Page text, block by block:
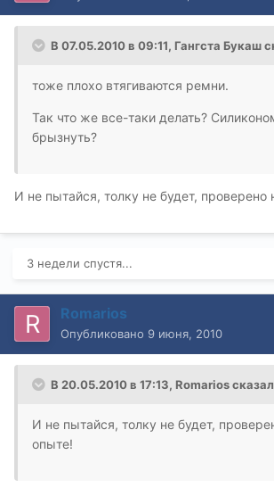
В 07.05.2010 в 09:11, Гангста Букаш
тоже плохо втягиваются ремни.
Так что же все-таки делать?
брызнуть?
И не пытайся, толку не будет, проверено
3 недели спустя...
Romarios
Опубликовано 9 июня, 2010
В 20.05.2010 в 17:13, Romarios
И не пытайся, толку не будет,
опыте!